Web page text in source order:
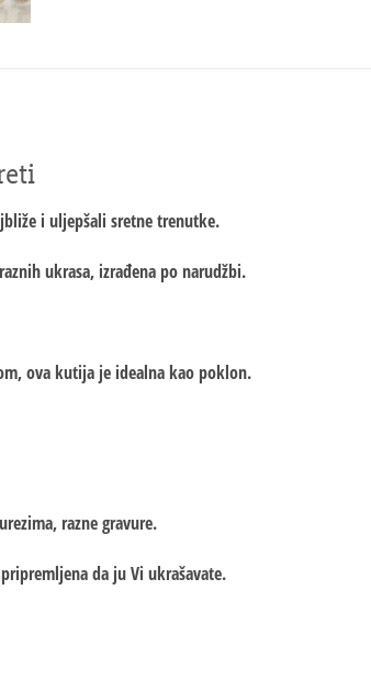
i uljepšali sretne trenutke.
ukrasa, izrađena po narudžbi.
ova kutija je idealna kao poklon.
razne gravure.
da ju Vi ukrašavate.